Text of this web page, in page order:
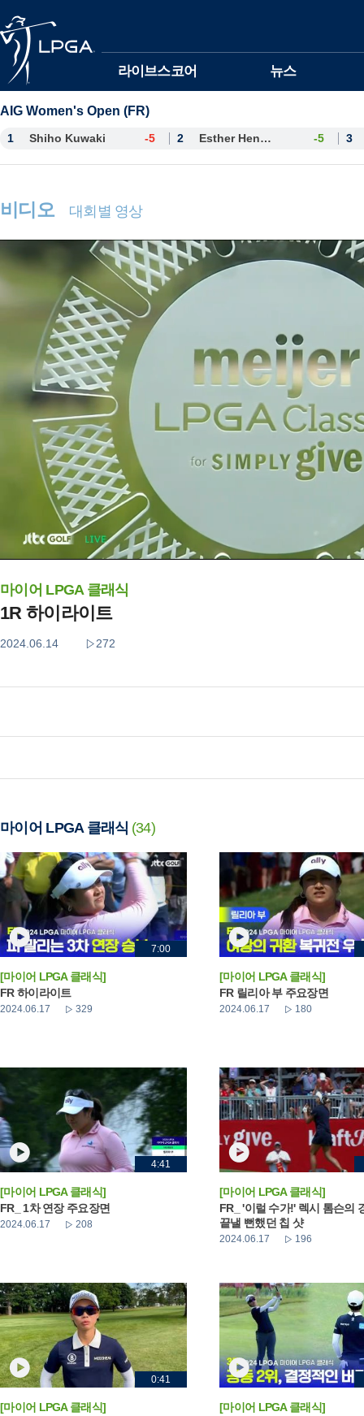
라이브스코어 뉴스
AIG Women's Open (FR)
1 Shiho Kuwaki -5 2 Esther Henseleit -5 3
비디오 대회별 영상
마이어 LPGA 클래식
1R 하이라이트
2024.06.14 272
마이어 LPGA 클래식 (34)
7:00
[마이어 LPGA 클래식]
FR 하이라이트
2024.06.17 329
[마이어 LPGA 클래식]
FR 릴리아 부 주요장면
2024.06.17 180
4:41
[마이어 LPGA 클래식]
FR_ 1차 연장 주요장면
2024.06.17 208
[마이어 LPGA 클래식]
FR_ '이럴 수가!' 렉시 톰슨의
끝낼 뻔했던 칩 샷
2024.06.17 196
0:41
[마이어 LPGA 클래식]
[마이어 LPGA 클래식]